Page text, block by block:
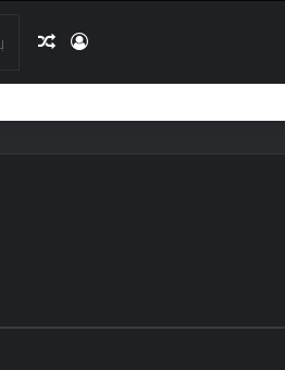
مقالتسجيل
الدخول